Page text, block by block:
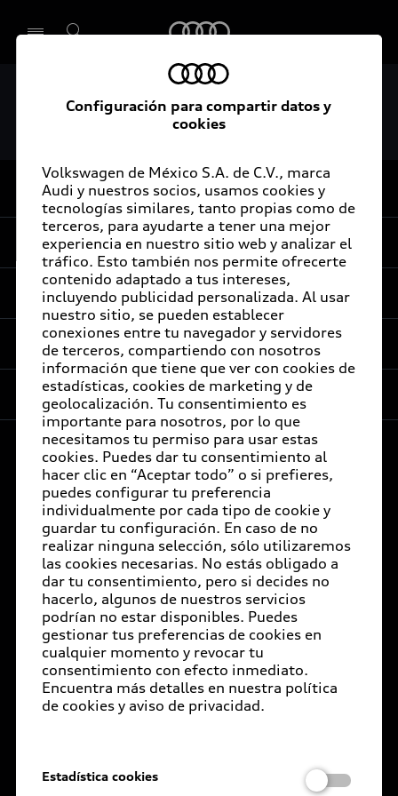
Seleccionar concesionario
Audi Q5 Sportback Trailer
De vuelta al inicio
Experiencia
Audi Sport
Promociones
e-Newsletter
Audi internacional
Audi Go Green
Próximo Destino
Audi Exclusive
Servicios al cliente
Audi contigo
Audi Financial Services
Seguro Audi Safe
Atención a clientes
Audi Connect
Servicio Audi
Audi Corporate
Garantía Extendida
Audi Plus
Llamado a revisión de bolsas de aire
Audi Certified :plus
Audi Certified :plus
Concesionarios Audi Certified :plus
Compañía
Audi México
Comité Ejecutivo
Código de conducta
Integridad y Compliance (I&C)
Sistema de denuncias
ESG
Media Center
© 2026 AUDI AG. Todos los derechos reservados.
Concesionarios
E-Newsletter
Audi Financial Services
Certificaciones
Aviso de privacidad
Aspectos legales
Términos y condiciones
Política de Cookies
Declaratoria de Derechos Humanos
C.V., comercializador de marca Audi en México; la
información aquí referida, así como las ilustraciones de
Configuración para compartir datos y
cookies
Volkswagen de México S.A. de C.V., marca
Audi y nuestros socios, usamos cookies y
tecnologías similares, tanto propias como de
terceros, para ayudarte a tener una mejor
experiencia en nuestro sitio web y analizar el
tráfico. Esto también nos permite ofrecerte
contenido adaptado a tus intereses,
incluyendo publicidad personalizada. Al usar
nuestro sitio, se pueden establecer
conexiones entre tu navegador y servidores
de terceros, compartiendo con nosotros
información que tiene que ver con cookies de
estadísticas, cookies de marketing y de
geolocalización. Tu consentimiento es
importante para nosotros, por lo que
necesitamos tu permiso para usar estas
cookies. Puedes dar tu consentimiento al
hacer clic en “Aceptar todo” o si prefieres,
puedes configurar tu preferencia
individualmente por cada tipo de cookie y
guardar tu configuración. En caso de no
realizar ninguna selección, sólo utilizaremos
las cookies necesarias. No estás obligado a
dar tu consentimiento, pero si decides no
hacerlo, algunos de nuestros servicios
podrían no estar disponibles. Puedes
gestionar tus preferencias de cookies en
cualquier momento y revocar tu
consentimiento con efecto inmediato.
Encuentra más detalles en nuestra política
de cookies y aviso de privacidad.
Estadística cookies